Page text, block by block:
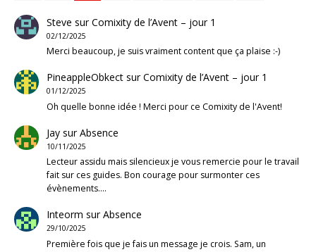
Steve surComixity de l’Avent – jour 1
02/12/2025
Merci beaucoup, je suis vraiment content que ça plaise :-)
PineappleObkectsurComixity de l’Avent – jour 1
01/12/2025
Oh quelle bonne idée ! Merci pour ce Comixity de l'Avent!
JaysurAbsence
10/11/2025
Lecteur assidu mais silencieux je vous remercie pour le travail
fait sur ces guides. Bon courage pour surmonter ces
évènements.…
Inteorm surAbsence
29/10/2025
Première fois que je fais un message je crois. Sam, un